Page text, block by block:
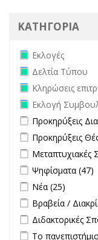
ΚΑΤΗΓΟΡΙΑ
Remove Εκλογές
Εκλογές
Remove Δελτία
Δελτία Τύπου
Remove
Κληρώσεις
Remove Εκλογή
Εκλογή
ApplyΠροκηρύξεις
ApplyΠροκηρύξεις
ApplyΜεταπτυχιακές
Apply Ψηφίσματα
Ψηφίσματα (47)
Apply Νέα filter
Νέα (25)
Apply Βραβεία /
Βραβεία /
ApplyΔιδακτορικές
Apply Το
Το